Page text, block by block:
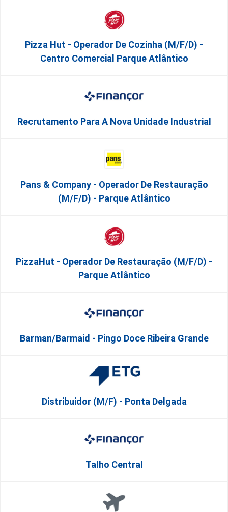
Pizza Hut - Operador De Cozinha (m/f/d) -
Centro Comercial Parque Atlântico
Recrutamento Para A Nova Unidade Industrial
Pans & Company - Operador De Restauração
(m/f/d) - Parque Atlântico
PizzaHut - Operador De Restauração (m/f/d) -
Parque Atlântico
Barman/Barmaid - Pingo Doce Ribeira Grande
Distribuidor (m/f) - Ponta Delgada
Talho Central